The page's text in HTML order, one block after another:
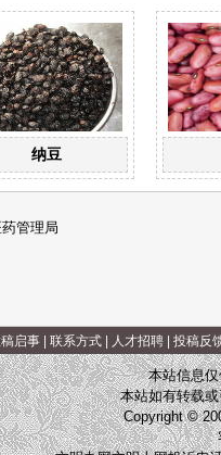
纳豆
管理局
启事| 联系方式| 人才招聘| 投稿反
本站信息
本站如有转载
Copyright ©